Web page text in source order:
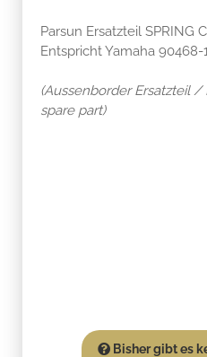
Parsun Ersatzteil SPRING
Entspricht Yamaha 90468-
(Aussenborder Ersatzteil
spare part)
Bisher gibt es